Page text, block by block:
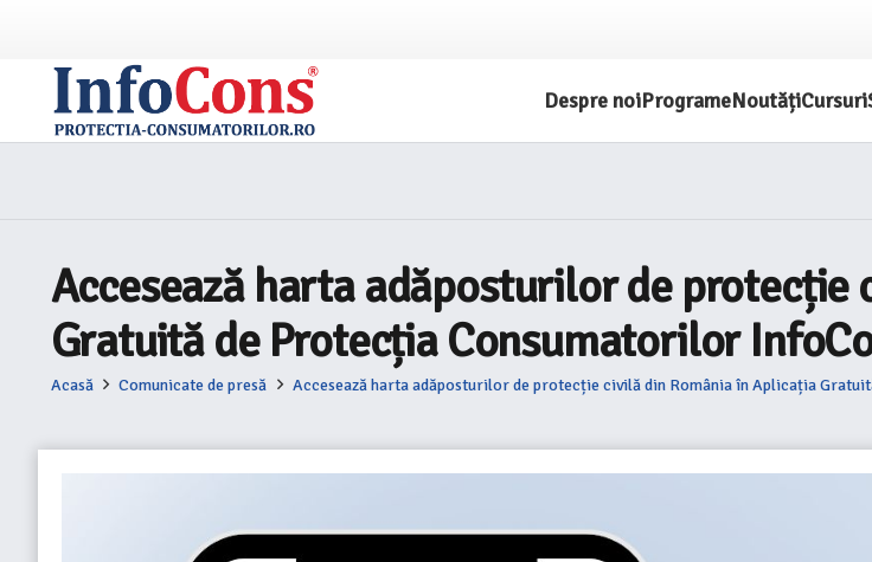
Despre noiProgrameNoutățiCursuri
Accesează harta adăposturilor de protecție
Gratuită de Protecția Consumatorilor
Acasă Comunicate de presă Accesează harta adăposturilor de protecție civilă din România în Aplicația